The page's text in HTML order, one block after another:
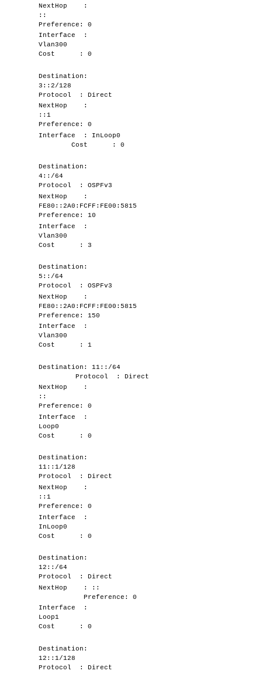
NextHop :
::
Preference: 0
Interface :
Vlan300
Cost : 0
Destination:
3::2/128
Protocol : Direct
NextHop :
::1
Preference: 0
Interface : InLoop0
Cost : 0
Destination:
4::/64
Protocol : OSPFv3
NextHop :
FE80::2A0:FCFF:FE00:5815
Preference: 10
Interface :
Vlan300
Cost : 3
Destination:
5::/64
Protocol : OSPFv3
NextHop :
FE80::2A0:FCFF:FE00:5815
Preference: 150
Interface :
Vlan300
Cost : 1
Destination: 11::/64
Protocol : Direct
NextHop :
::
Preference: 0
Interface :
Loop0
Cost : 0
Destination:
11::1/128
Protocol : Direct
NextHop :
::1
Preference: 0
Interface :
InLoop0
Cost : 0
Destination:
12::/64
Protocol : Direct
NextHop : ::
Preference: 0
Interface :
Loop1
Cost : 0
Destination:
12::1/128
Protocol : Direct